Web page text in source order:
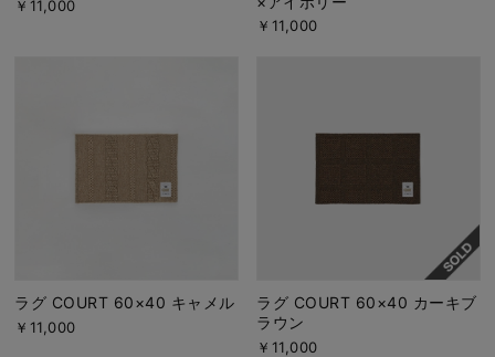
￥11,000
￥11,000
ラグ COURT 60×40 キャメル
￥11,000
ラグ COURT 60×40 カーキブ
ラウン
￥11,000